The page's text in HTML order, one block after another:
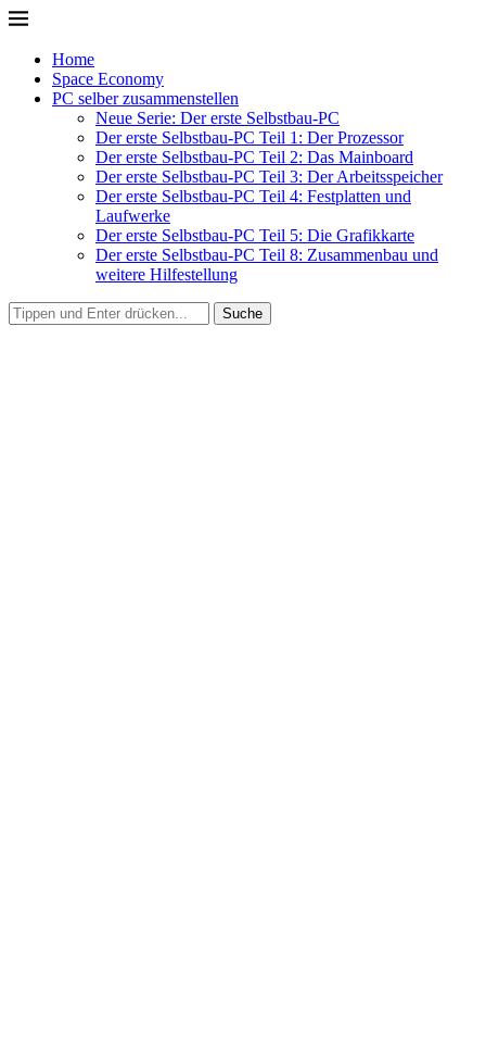
Home
Space Economy
PC selber zusammenstellen
Neue Serie: Der erste Selbstbau-PC
Der erste Selbstbau-PC Teil 1: Der Prozessor
Der erste Selbstbau-PC Teil 2: Das Mainboard
Der erste Selbstbau-PC Teil 3: Der Arbeitsspeicher
Der erste Selbstbau-PC Teil 4: Festplatten und
Laufwerke
Der erste Selbstbau-PC Teil 5: Die Grafikkarte
Der erste Selbstbau-PC Teil 8: Zusammenbau und
weitere Hilfestellung
Suche